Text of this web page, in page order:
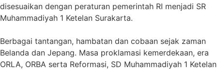
disesuaikan dengan peraturan pemerintah RI menjadi SR
Muhammadiyah 1 Ketelan Surakarta.
Berbagai tantangan, hambatan dan cobaan sejak zaman
Belanda dan Jepang. Masa proklamasi kemerdekaan, era
ORLA, ORBA serta Reformasi, SD Muhammadiyah 1 Ketelan